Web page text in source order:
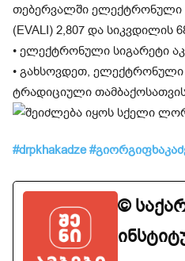
თებერვალში ელექტრონული
(EVALI) 2,807 და სიკვდილის
• ელექტრონული სიგარეტი
• გახსოვდეთ,
ტრადიციული
#drpkhakadze
©